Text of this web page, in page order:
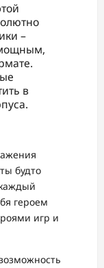
–
в
будто
героем
игр и